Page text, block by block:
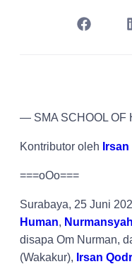
— SMA SCHOOL OF
Kontributor oleh
===oOo===
Surabaya, 25 Juni
Human,
disapa Om Nurman,
(Wakakur), Irsan